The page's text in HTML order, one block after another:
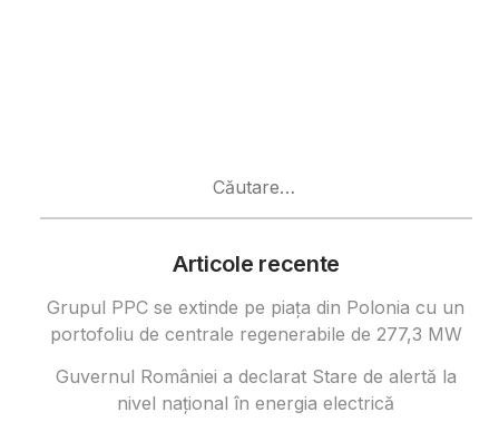
Articole recente
Grupul PPC se extinde pe piața din Polonia cu un
portofoliu de centrale regenerabile de 277,3 MW
Guvernul României a declarat Stare de alertă la
nivel național în energia electrică